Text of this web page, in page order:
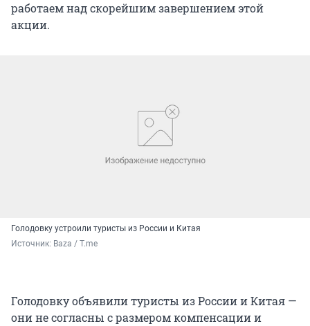
работаем над скорейшим завершением этой
акции.
Голодовку устроили туристы из России и Китая
Источник: Baza / T.me
Голодовку объявили туристы из России и Китая —
они не согласны с размером компенсации и